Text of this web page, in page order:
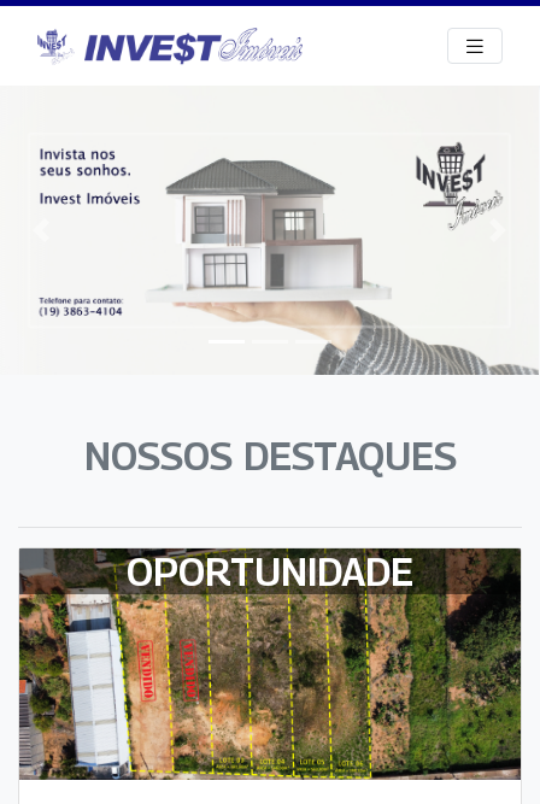
NOSSOS DESTAQUES
OPORTUNIDADE